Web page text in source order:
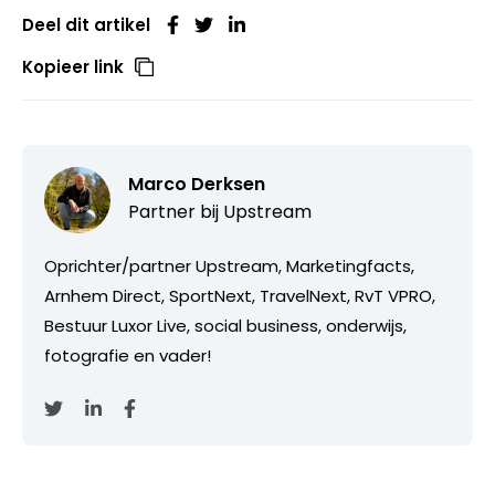
Deel dit artikel
Kopieer link
Marco Derksen
Partner bij Upstream
Oprichter/partner Upstream, Marketingfacts,
Arnhem Direct, SportNext, TravelNext, RvT VPRO,
Bestuur Luxor Live, social business, onderwijs,
fotografie en vader!